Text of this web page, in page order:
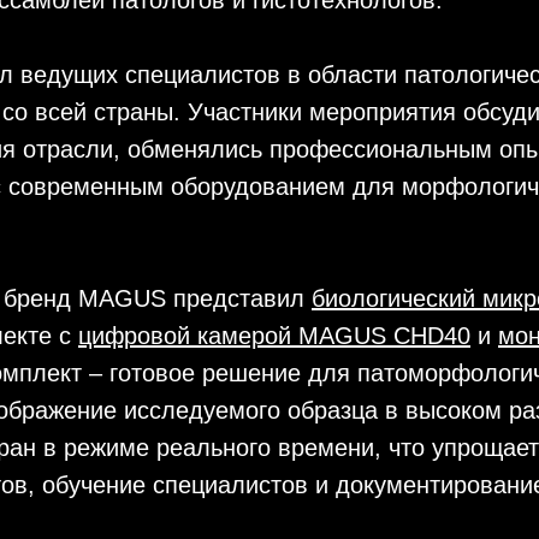
ведущих специалистов в области
со всей страны. Участники мероприятия
отрасли, обменялись профессиональным
современным оборудованием для
MAGUS представил биологический
с цифровой камерой MAGUS CHD40 и
– готовое решение для
исследуемого образца в высоком
в режиме реального времени, что
обучение специалистов и